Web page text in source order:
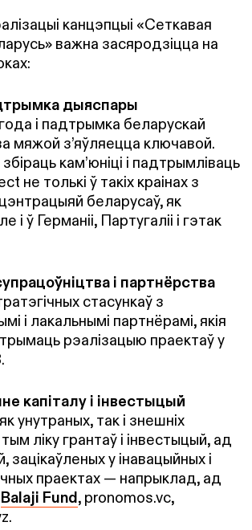
канцэпцыі «Сеткавая
важна засяродзіцца на
дыяспары
і падтрымка беларускай
мяжой з’яўляецца ключавой.
кам’юніці і падтрымліваць
не толькі ў такіх краінах з
беларусаў, як
і ў Германіі, Партугаліі і гэтак
і партнёрства
стасункаў з
і лакальнымі партнёрамі, якія
рэалізацыю праектаў у
капіталу і інвестыцый
унутраных, так і знешніх
ліку грантаў і інвестыцый, ад
зацікаўленых у інавацыйных і
праектах — напрыклад, ад
Balaji Fund, pronomos.vc,